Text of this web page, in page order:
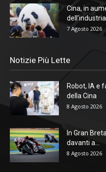
Cina, in
7 Agosto 2026
Notizie Più Lette
Robot, IA e
della Cina
8 Agosto 2026
In Gran
davanti a...
8 Agosto 2026